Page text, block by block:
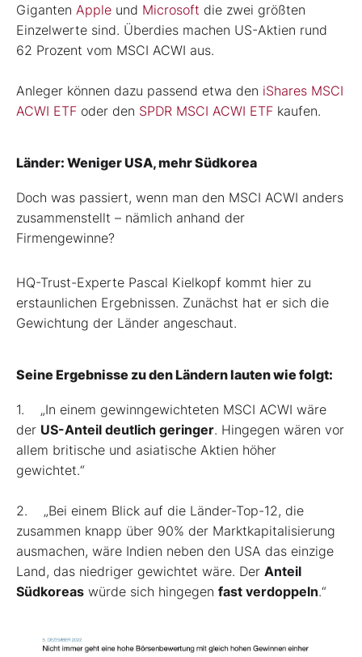
Giganten Apple und Microsoft die zwei größten
Einzelwerte sind. Überdies machen US-Aktien rund
62 Prozent vom MSCI ACWI aus.
Anleger können dazu passend etwa den iShares MSCI
ACWI ETF oder den SPDR MSCI ACWI ETF kaufen.
Länder: Weniger USA, mehr Südkorea
Doch was passiert, wenn man den MSCI ACWI anders
zusammenstellt – nämlich anhand der
Firmengewinne?
HQ-Trust-Experte Pascal Kielkopf kommt hier zu
erstaunlichen Ergebnissen. Zunächst hat er sich die
Gewichtung der Länder angeschaut.
Seine Ergebnisse zu den Ländern lauten wie folgt:
1. „In einem gewinngewichteten MSCI ACWI wäre
der US-Anteil deutlich geringer. Hingegen wären vor
allem britische und asiatische Aktien höher
gewichtet.“
2. „Bei einem Blick auf die Länder-Top-12, die
zusammen knapp über 90% der Marktkapitalisierung
ausmachen, wäre Indien neben den USA das einzige
Land, das niedriger gewichtet wäre. Der Anteil
Südkoreas würde sich hingegen fast verdoppeln.“